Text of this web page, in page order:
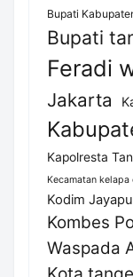
Bupati
Bupati
Feradi
Jakarta
Kapolresta
Kecamatan kelapa
Kodim
Kombes
Waspada